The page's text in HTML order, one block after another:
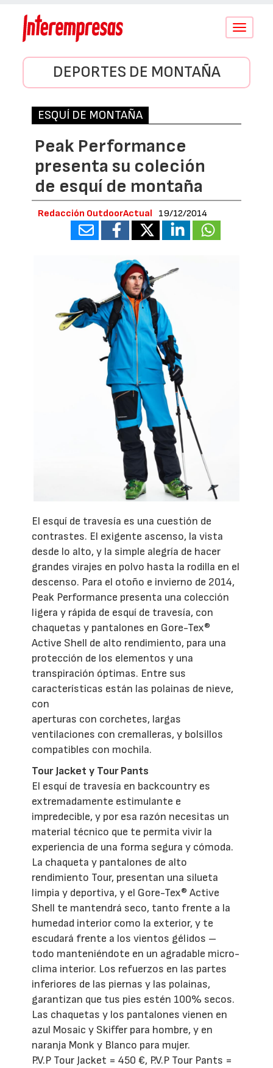
Conmutar
DEPORTES DE MONTAÑA
ESQUÍ DE MONTAÑA
Peak Performance
presenta su coleción
de esquí de montaña
Redacción OutdoorActual 19/12/2014
El esquí de travesía es una cuestión de
contrastes. El exigente ascenso, la vista
desde lo alto, y la simple alegría de hacer
grandes virajes en polvo hasta la rodilla en el
descenso. Para el otoño e invierno de 2014,
Peak Performance presenta una colección
ligera y rápida de esquí de travesía, con
chaquetas y pantalones en Gore-Tex®
Active Shell de alto rendimiento, para una
protección de los elementos y una
transpiración óptimas. Entre sus
características están las polainas de nieve,
con
aperturas con corchetes, largas
ventilaciones con cremalleras, y bolsillos
compatibles con mochila.
Tour Jacket y Tour Pants
El esquí de travesía en backcountry es
extremadamente estimulante e
impredecible, y por esa razón necesitas un
material técnico que te permita vivir la
experiencia de una forma segura y cómoda.
La chaqueta y pantalones de alto
rendimiento Tour, presentan una silueta
limpia y deportiva, y el Gore-Tex® Active
Shell te mantendrá seco, tanto frente a la
humedad interior como la exterior, y te
escudará frente a los vientos gélidos –
todo manteniéndote en un agradable micro-
clima interior. Los refuerzos en las partes
inferiores de las piernas y las polainas,
garantizan que tus pies estén 100% secos.
Las chaquetas y los pantalones vienen en
azul Mosaic y Skiffer para hombre, y en
naranja Monk y Blanco para mujer.
P.V.P Tour Jacket = 450 €, P.V.P Tour Pants =